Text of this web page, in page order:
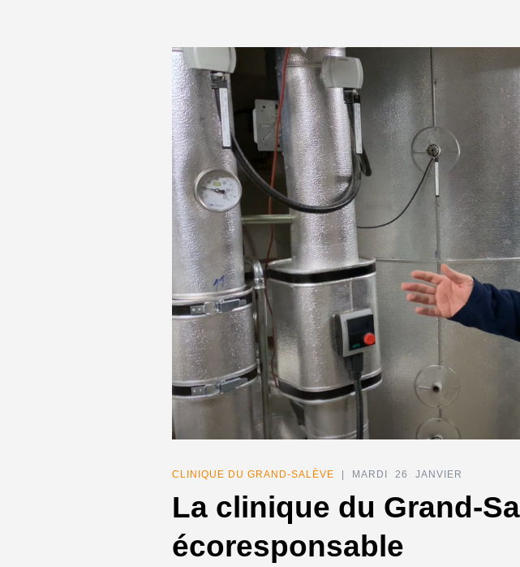
CLINIQUE DU GRAND-SALÈVE | MARDI 26 JANVIER
La clinique du Grand-
écoresponsable